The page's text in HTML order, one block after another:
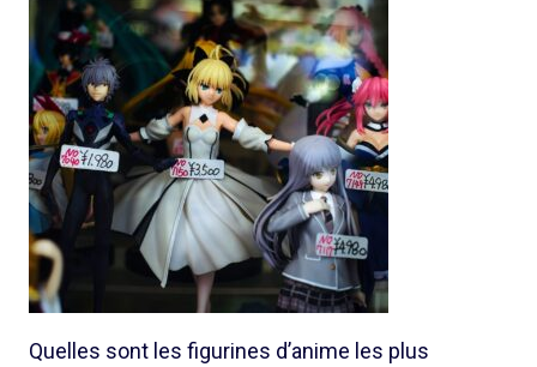
Quelles sont les figurines d’anime les plus